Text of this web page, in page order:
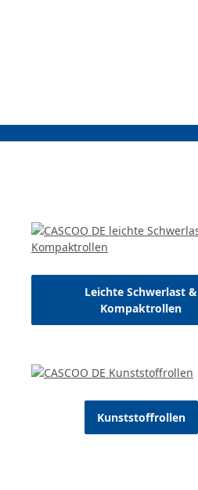
Leichte Schwerlast &
Kompaktrollen
Kunststoffrollen